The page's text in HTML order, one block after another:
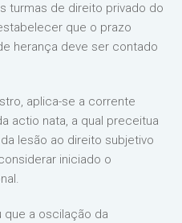
turmas de direito privado do
que o prazo
herança deve ser contado
aplica-se a corrente
actio nata, a qual preceitua
lesão ao direito subjetivo
iniciado o
que a oscilação da